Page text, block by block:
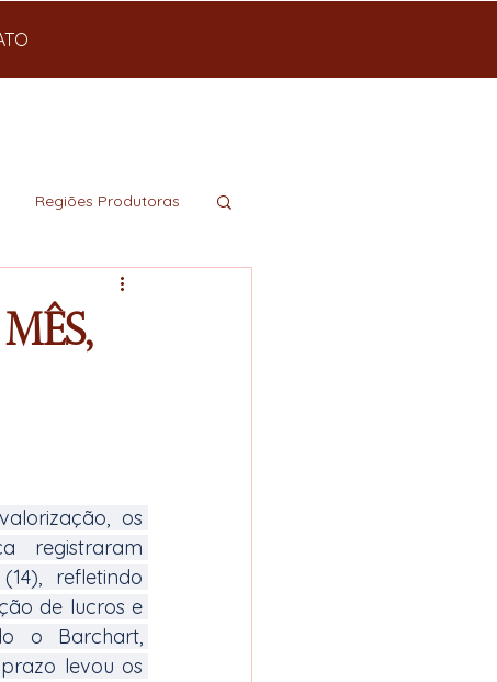
Regiões Produtoras
os
registraram
refletindo
de lucros e
o Barchart,
levou os